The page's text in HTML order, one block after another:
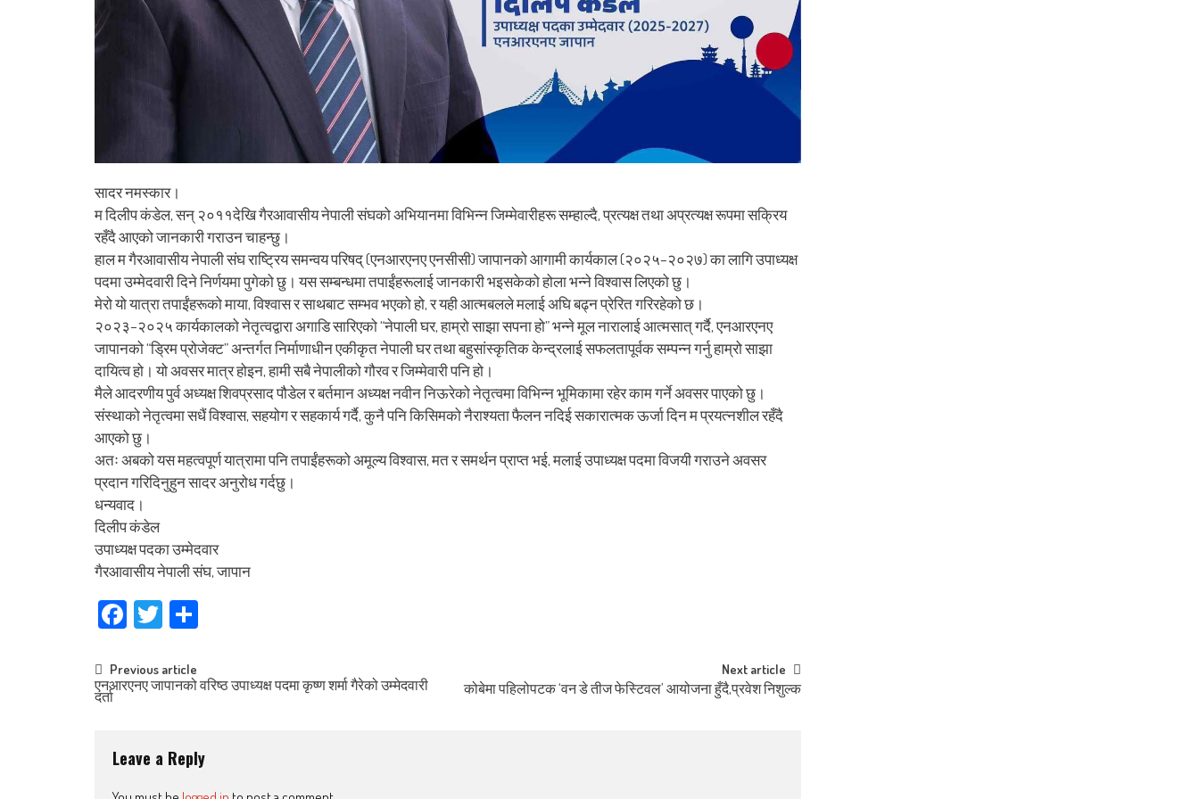
सादर नमस्कार।
म दिलीप कंडेल, सन् २०११देखि गैरआवासीय नेपाली संघको अभियानमा विभिन्न जिम्मेवारीहरू सम्हाल्दै, प्रत्यक्ष तथा अप्रत्यक्ष रूपमा सक्रिय
रहँदै आएको जानकारी गराउन चाहन्छु।
हाल म गैरआवासीय नेपाली संघ राष्ट्रिय समन्वय परिषद् (एनआरएनए एनसीसी) जापानको आगामी कार्यकाल (२०२५–२०२७) का लागि उपाध्यक्ष
पदमा उम्मेदवारी दिने निर्णयमा पुगेको छु। यस सम्बन्धमा तपाईंहरूलाई जानकारी भइसकेको होला भन्ने विश्वास लिएको छु।
मेरो यो यात्रा तपाईंहरूको माया, विश्वास र साथबाट सम्भव भएको हो, र यही आत्मबलले मलाई अघि बढ्न प्रेरित गरिरहेको छ।
२०२३–२०२५ कार्यकालको नेतृत्वद्वारा अगाडि सारिएको “नेपाली घर, हाम्रो साझा सपना हो” भन्ने मूल नारालाई आत्मसात् गर्दै, एनआरएनए
जापानको “ड्रिम प्रोजेक्ट” अन्तर्गत निर्माणाधीन एकीकृत नेपाली घर तथा बहुसांस्कृतिक केन्द्रलाई सफलतापूर्वक सम्पन्न गर्नु हाम्रो साझा
दायित्व हो। यो अवसर मात्र होइन, हामी सबै नेपालीको गौरव र जिम्मेवारी पनि हो।
मैले आदरणीय पुर्व अध्यक्ष शिवप्रसाद पौडेल र बर्तमान अध्यक्ष नवीन निऊरेको नेतृत्वमा विभिन्न भूमिकामा रहेर काम गर्ने अवसर पाएको छु।
संस्थाको नेतृत्वमा सधैं विश्वास, सहयोग र सहकार्य गर्दै, कुनै पनि किसिमको नैराश्यता फैलन नदिई सकारात्मक ऊर्जा दिन म प्रयत्नशील रहँदै
आएको छु।
अतः अबको यस महत्वपूर्ण यात्रामा पनि तपाईंहरूको अमूल्य विश्वास, मत र समर्थन प्राप्त भई, मलाई उपाध्यक्ष पदमा विजयी गराउने अवसर
प्रदान गरिदिनुहुन सादर अनुरोध गर्दछु।
धन्यवाद।
दिलीप कंडेल
उपाध्यक्ष पदका उम्मेदवार
गैरआवासीय नेपाली संघ, जापान
Facebook
Twitter
Post
navigation
Previous article
एनआरएनए जापानको वरिष्ठ उपाध्यक्ष पदमा कृष्ण शर्मा गैरेको उम्मेदवारी
दर्ता
Next article
कोबेमा पहिलोपटक ‘वन डे तीज फेस्टिवल’ आयोजना हुँदै,प्रवेश निशुल्क
Leave a Reply